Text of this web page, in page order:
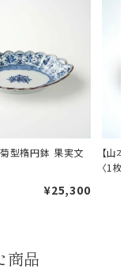
菊型楕円鉢 果実文
¥25,300
【山本
〈1枚〉
商品